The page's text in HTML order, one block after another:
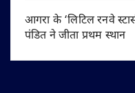
आगरा के ‘लिटिल रनवे
पंडित ने जीता प्रथम स्थान